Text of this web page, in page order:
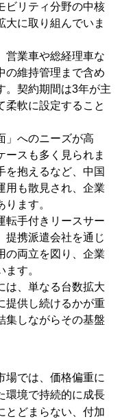
ビリティ分野の中核
大に取り組んでいま
営業車や総経理車な
の維持管理まで含め
。契約期間は3年が主
柔軟に設定すること
」へのニーズが高
ースも多く見られま
を抱えるなど、中国
用も散見され、企業
ます。
転手付きリースサー
提携派遣会社を通じ
の両立を図り、企業
す。
は、単なる台数拡大
提供し続けるかが重
集しながらその基盤
場では、価格偏重に
環境で持続的に成長
とどまらない、付加